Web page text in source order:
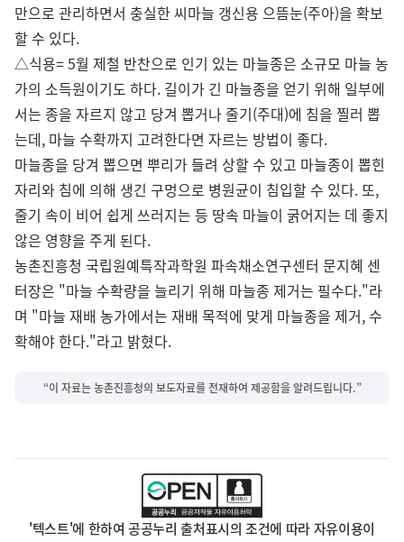
만으로 관리하면서 충실한 씨마늘 갱신용 으뜸눈(주아)을 확보
할 수 있다.
△식용= 5월 제철 반찬으로 인기 있는 마늘종은 소규모 마늘 농
가의 소득원이기도 하다. 길이가 긴 마늘종을 얻기 위해 일부에
서는 종을 자르지 않고 당겨 뽑거나 줄기(주대)에 침을 찔러 뽑
는데, 마늘 수확까지 고려한다면 자르는 방법이 좋다.
마늘종을 당겨 뽑으면 뿌리가 들려 상할 수 있고 마늘종이 뽑힌
자리와 침에 의해 생긴 구멍으로 병원균이 침입할 수 있다. 또,
줄기 속이 비어 쉽게 쓰러지는 등 땅속 마늘이 굵어지는 데 좋지
않은 영향을 주게 된다.
농촌진흥청 국립원예특작과학원 파속채소연구센터 문지혜 센
터장은 "마늘 수확량을 늘리기 위해 마늘종 제거는 필수다."라
며 "마늘 재배 농가에서는 재배 목적에 맞게 마늘종을 제거, 수
확해야 한다."라고 밝혔다.
“이 자료는 농촌진흥청의 보도자료를 전재하여 제공함을 알려드립니다.”
'텍스트'에 한하여 공공누리 출처표시의 조건에 따라 자유이용이